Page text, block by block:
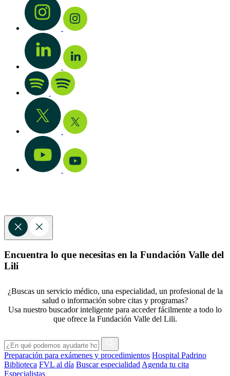
Encuentra lo que necesitas en la Fundación Valle del
Lili
¿Buscas un servicio médico, una especialidad, un profesional de la
salud o información sobre citas y programas?
Usa nuestro buscador inteligente para acceder fácilmente a todo lo
que ofrece la Fundación Valle del Lili.
Preparación para exámenes y procedimientos Hospital Padrino
Biblioteca FVL al día Buscar especialidad Agenda tu cita
Especialistas